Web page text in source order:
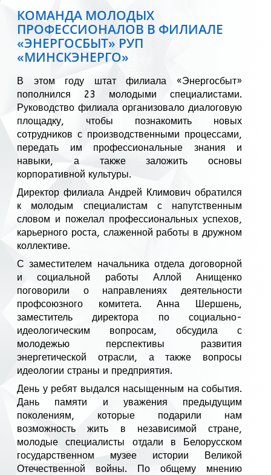
КОМАНДА МОЛОДЫХ
ПРОФЕССИОНАЛОВ В ФИЛИАЛЕ
«ЭНЕРГОСБЫТ» РУП
«МИНСКЭНЕРГО»
В этом году штат филиала «Энергосбыт»
пополнился 23 молодыми специалистами.
Руководство филиала организовало диалоговую
площадку, чтобы познакомить новых
сотрудников с производственными процессами,
передать им профессиональные знания и
навыки, а также заложить основы
корпоративной культуры.
Директор филиала Андрей Климович обратился
к молодым специалистам с напутственным
словом и пожелал профессиональных успехов,
карьерного роста, слаженной работы в дружном
коллективе.
С заместителем начальника отдела договорной
и социальной работы Аллой Анищенко
поговорили о направлениях деятельности
профсоюзного комитета. Анна Шершень,
заместитель директора по социально-
идеологическим вопросам, обсудила с
молодежью перспективы развития
энергетической отрасли, а также вопросы
идеологии страны и предприятия.
День у ребят выдался насыщенным на события.
Дань памяти и уважения предыдущим
поколениям, которые подарили нам
возможность жить в независимой стране,
молодые специалисты отдали в Белорусском
государственном музее истории Великой
Отечественной войны. По общему мнению